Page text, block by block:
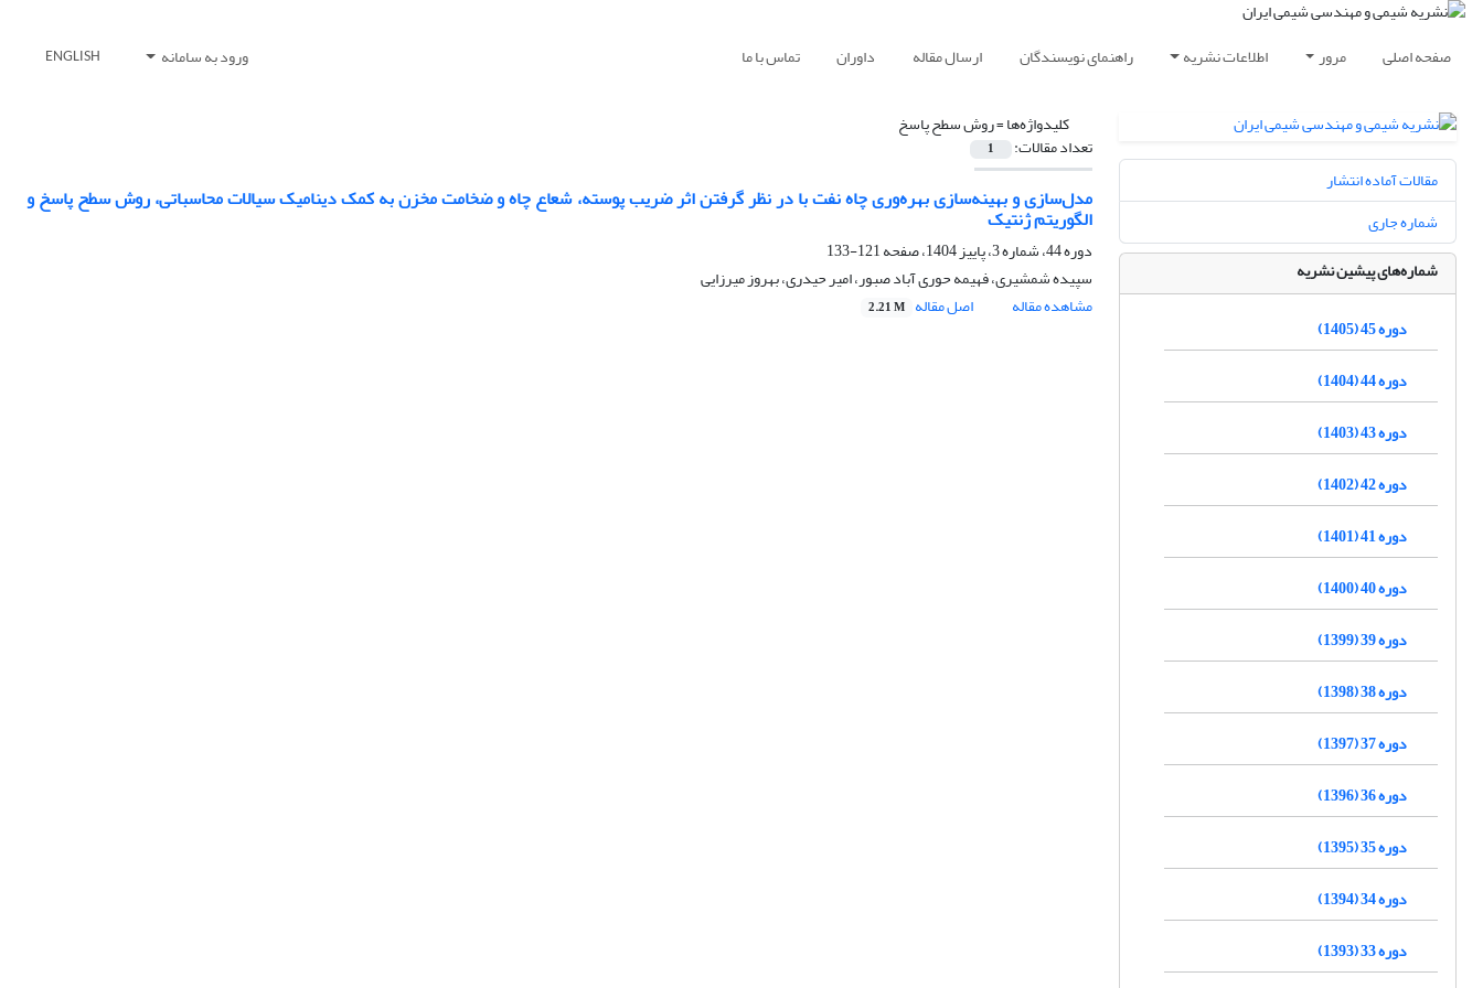
صفحه اصلی مرور اطلاعات نشریه راهنمای نویسندگان ارسال مقاله داوران تماس با ما ورود به سامانه ENGLISH
کلیدواژه‌ها =روش سطح پاسخ
تعداد مقالات: 1
مدل‌سازی و بهینه‌سازی بهره‌وری چاه نفت با در نظر گرفتن اثر ضریب پوسته، شعاع چاه و ضخامت مخزن به کمک دینامیک سیالات محاسباتی، روش سطح پاسخ و
الگوریتم ژنتیک
دوره 44، شماره 3، پاییز 1404، صفحه
121-133
سپیده شمشیری، فهیمه حوری آباد صبور، امیر حیدری، بهروز میرزایی
مشاهده مقاله
اصل مقاله 2.21 M
مقالات آماده انتشار
شماره جاری
شماره‌های پیشین نشریه
دوره 45 (1405)
دوره 44 (1404)
دوره 43 (1403)
دوره 42 (1402)
دوره 41 (1401)
دوره 40 (1400)
دوره 39 (1399)
دوره 38 (1398)
دوره 37 (1397)
دوره 36 (1396)
دوره 35 (1395)
دوره 34 (1394)
دوره 33 (1393)